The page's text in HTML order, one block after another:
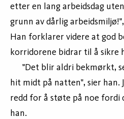
etter en lang arbeidsdag
grunn av dårlig
Han forklarer videre at god
korridorene bidrar til å sikre
"Det blir aldri bekmørkt,
hit midt på natten", sier han.
redd for å støte på noe fordi
han.